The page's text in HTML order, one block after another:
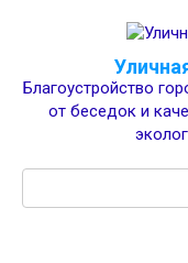
Благоустройство
от беседок и